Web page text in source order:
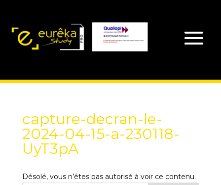
capture-decran-le-
2024-04-15-a-230118-
UyT3pA
Désolé, vous n’êtes pas autorisé à voir ce contenu.